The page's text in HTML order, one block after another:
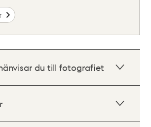
du till fotografiet